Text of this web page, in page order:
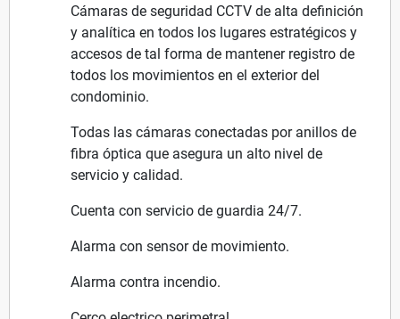
Cámaras de seguridad CCTV de alta definición
y analítica en todos los lugares estratégicos y
accesos de tal forma de mantener registro de
todos los movimientos en el exterior del
condominio.
Todas las cámaras conectadas por anillos de
fibra óptica que asegura un alto nivel de
servicio y calidad.
Cuenta con servicio de guardia 24/7.
Alarma con sensor de movimiento.
Alarma contra incendio.